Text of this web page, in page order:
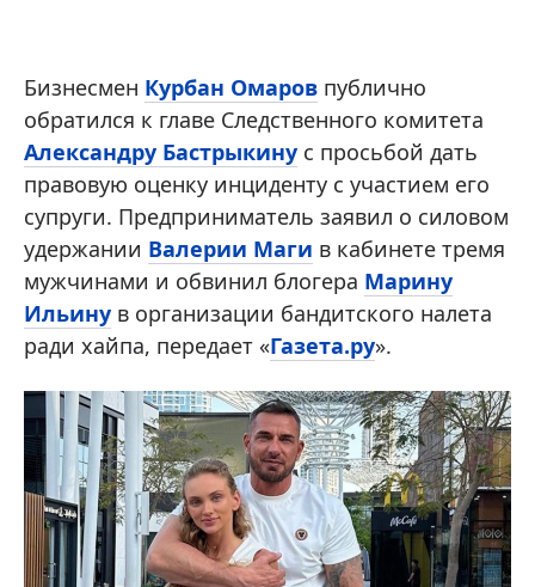
Бизнесмен Курбан Омаров публично
обратился к главе Следственного комитета
Александру Бастрыкину с просьбой дать
правовую оценку инциденту с участием его
супруги. Предприниматель заявил о силовом
удержании Валерии Маги в кабинете тремя
мужчинами и обвинил блогера Марину
Ильину в организации бандитского налета
ради хайпа, передает «Газета.ру».